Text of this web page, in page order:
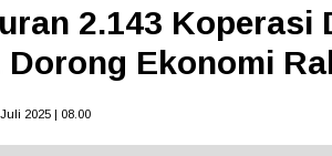
2.143 Koperasi
Dorong Ekonomi
2025 | 08.00